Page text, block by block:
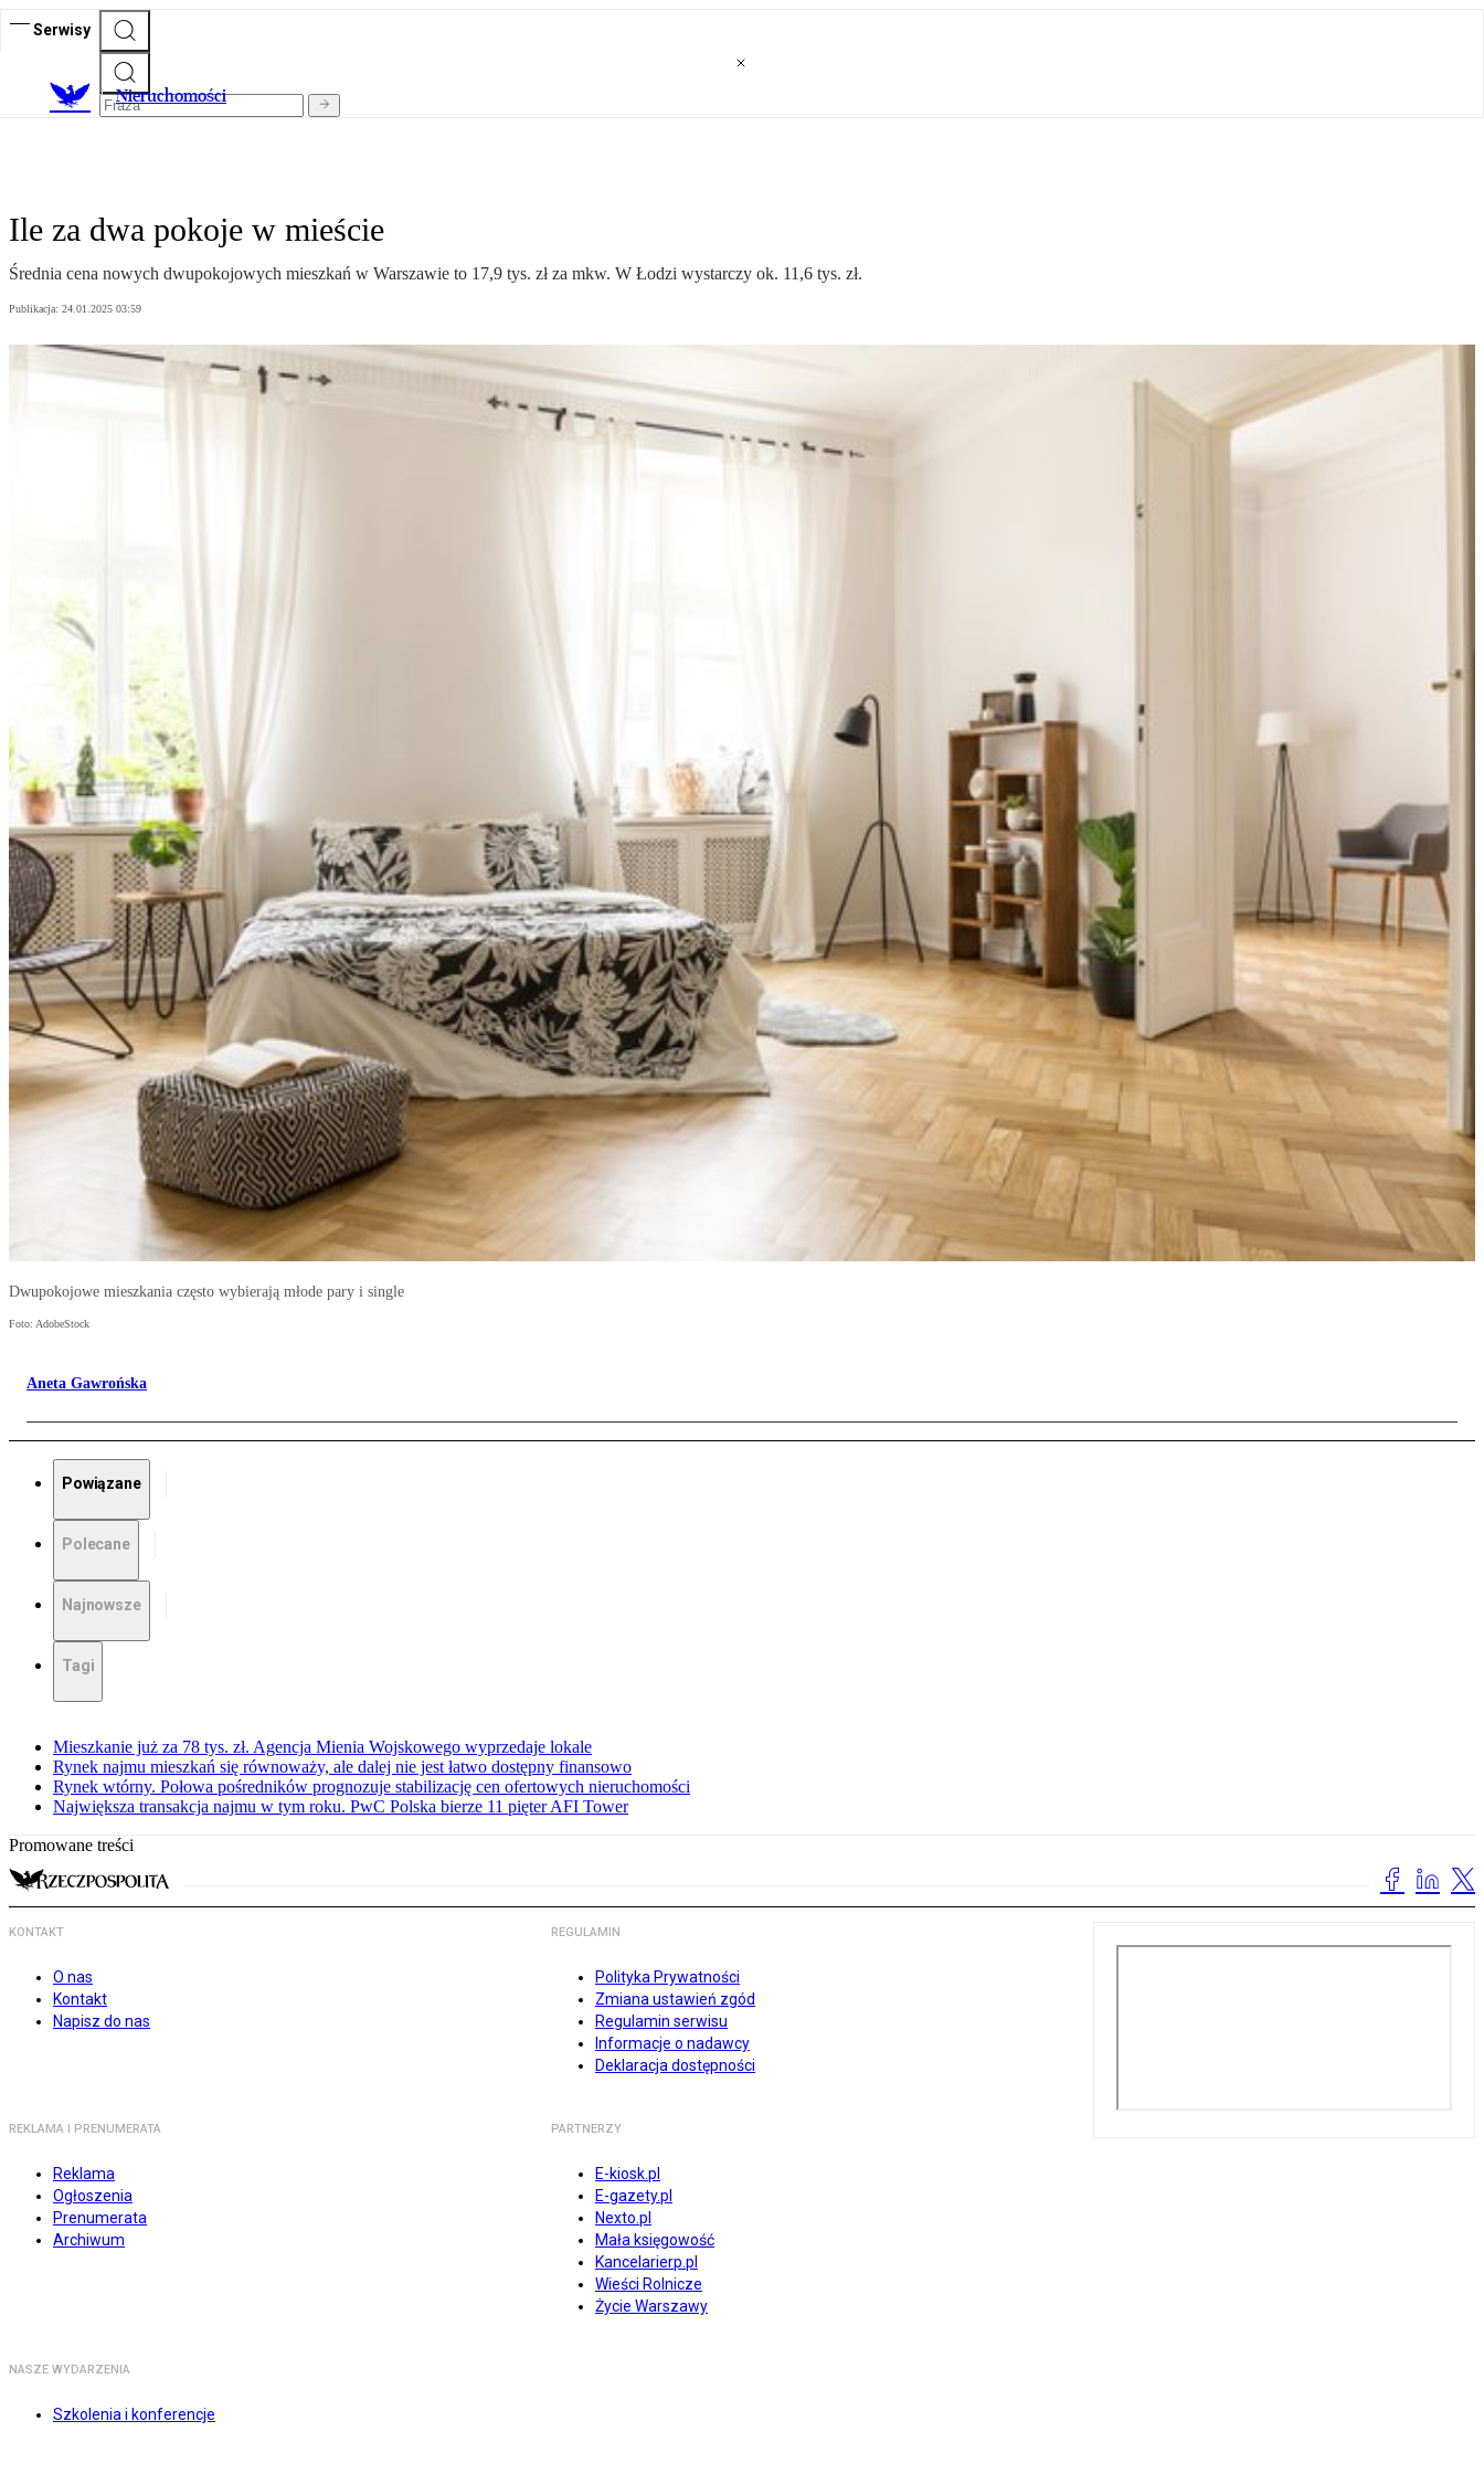
Serwisy
Nieruchomości
Ile za dwa pokoje w mieście
Średnia cena nowych dwupokojowych mieszkań w Warszawie to 17,9 tys. zł za mkw. W Łodzi wystarczy ok. 11,6 tys. zł.
Publikacja: 24.01.2025 03:59
Dwupokojowe mieszkania często wybierają młode pary i single
Foto: AdobeStock
Aneta Gawrońska
Powiązane
Polecane
Najnowsze
Tagi
Mieszkanie już za 78 tys. zł. Agencja Mienia Wojskowego wyprzedaje lokale
Rynek najmu mieszkań się równoważy, ale dalej nie jest łatwo dostępny finansowo
Rynek wtórny. Połowa pośredników prognozuje stabilizację cen ofertowych nieruchomości
Największa transakcja najmu w tym roku. PwC Polska bierze 11 pięter AFI Tower
Promowane treści
KONTAKT
O nas
Kontakt
Napisz do nas
REGULAMIN
Polityka Prywatności
Zmiana ustawień zgód
Regulamin serwisu
Informacje o nadawcy
Deklaracja dostępności
REKLAMA I PRENUMERATA
Reklama
Ogłoszenia
Prenumerata
Archiwum
PARTNERZY
E-kiosk.pl
E-gazety.pl
Nexto.pl
Mała księgowość
Kancelarierp.pl
Wieści Rolnicze
Życie Warszawy
NASZE WYDARZENIA
Szkolenia i konferencje